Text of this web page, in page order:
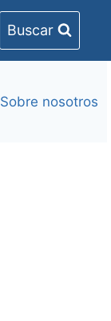
Buscar
Sobre nosotros